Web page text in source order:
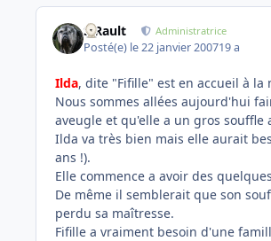
S.Rault Administratrice
Posté(e) le 22 janvier 200719 a
Ilda, dite "Fifille" est en accueil à la
Nous sommes allées aujourd'hui
aveugle et qu'elle a un gros souffle
Ilda va très bien mais elle aurait
ans !).
Elle commence a avoir des
De même il semblerait que son
perdu sa maîtresse.
Fifille a vraiment besoin d'une